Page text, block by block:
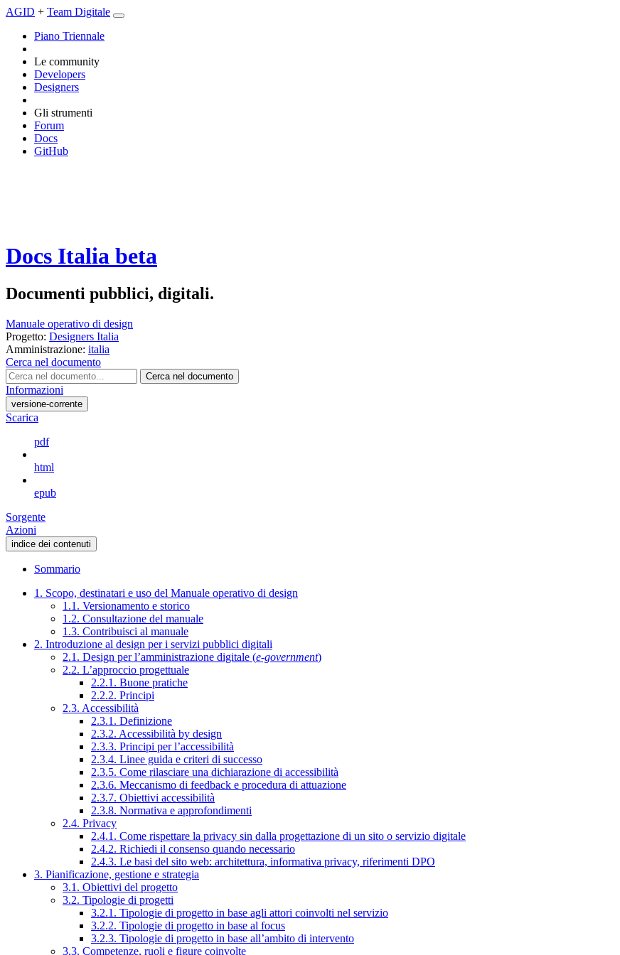
AGID + Team Digitale
Piano Triennale
Le community
Developers
Designers
Gli strumenti
Forum
Docs
GitHub
Docs Italia beta
Documenti pubblici, digitali.
Manuale operativo di design
Progetto: Designers Italia
Amministrazione: italia
Cerca nel documento
Cerca nel documento
Informazioni
versione-corrente
Scarica
pdf
html
epub
Sorgente
Azioni
indice dei contenuti
Sommario
1. Scopo, destinatari e uso del Manuale operativo di design
1.1. Versionamento e storico
1.2. Consultazione del manuale
1.3. Contribuisci al manuale
2. Introduzione al design per i servizi pubblici digitali
2.1. Design per l’amministrazione digitale (e-government)
2.2. L’approccio progettuale
2.2.1. Buone pratiche
2.2.2. Principi
2.3. Accessibilità
2.3.1. Definizione
2.3.2. Accessibilità by design
2.3.3. Principi per l’accessibilità
2.3.4. Linee guida e criteri di successo
2.3.5. Come rilasciare una dichiarazione di accessibilità
2.3.6. Meccanismo di feedback e procedura di attuazione
2.3.7. Obiettivi accessibilità
2.3.8. Normativa e approfondimenti
2.4. Privacy
2.4.1. Come rispettare la privacy sin dalla progettazione di un sito o servizio digitale
2.4.2. Richiedi il consenso quando necessario
2.4.3. Le basi del sito web: architettura, informativa privacy, riferimenti DPO
3. Pianificazione, gestione e strategia
3.1. Obiettivi del progetto
3.2. Tipologie di progetti
3.2.1. Tipologie di progetto in base agli attori coinvolti nel servizio
3.2.2. Tipologie di progetto in base al focus
3.2.3. Tipologie di progetto in base all’ambito di intervento
3.3. Competenze, ruoli e figure coinvolte